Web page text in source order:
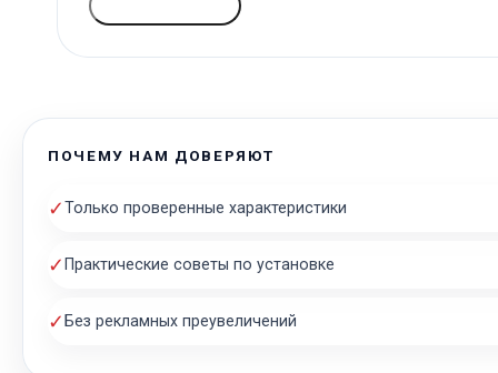
ПОЧЕМУ НАМ ДОВЕРЯЮТ
✓Только проверенные характеристики
✓ Практические советы по установке
✓ Без рекламных преувеличений